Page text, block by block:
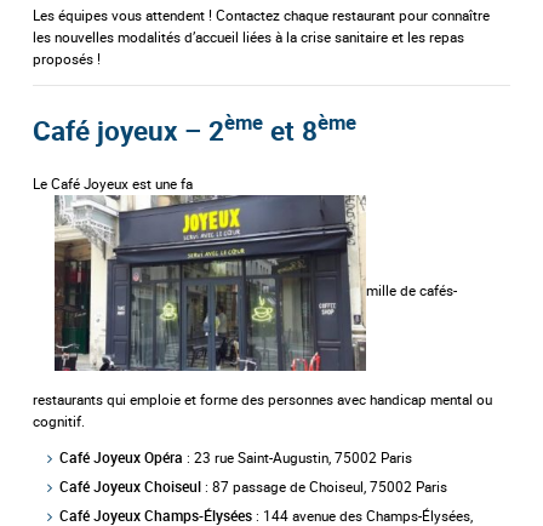
Les équipes vous attendent ! Contactez chaque restaurant pour connaître
les nouvelles modalités d’accueil liées à la crise sanitaire et les repas
proposés !
Café joyeux – 2ème et 8ème
Le Café Joyeux est une fa
mille de cafés-
restaurants qui emploie et forme des personnes avec handicap mental ou
cognitif.
Café Joyeux Opéra : 23 rue Saint-Augustin, 75002 Paris
Café Joyeux Choiseul : 87 passage de Choiseul, 75002 Paris
Café Joyeux Champs-Élysées : 144 avenue des Champs-Élysées,